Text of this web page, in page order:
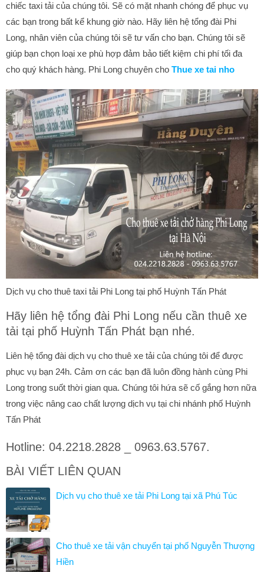
chiếc taxi tải của chúng tôi. Sẽ có mặt nhanh chóng để phục vụ
các bạn trong bất kể khung giờ nào. Hãy liên hệ tổng đài Phi
Long, nhân viên của chúng tôi sẽ tư vấn cho bạn. Chúng tôi sẽ
giúp bạn chọn loại xe phù hợp đảm bảo tiết kiệm chi phí tối đa
cho quý khách hàng. Phi Long chuyên cho Thue xe tai nho
Dịch vụ cho thuê taxi tải Phi Long tại phố Huỳnh Tấn Phát
Hãy liên hệ tổng đài Phi Long nếu cần thuê xe
tải tại phố Huỳnh Tấn Phát bạn nhé.
Liên hệ tổng đài dịch vụ cho thuê xe tải của chúng tôi để được
phục vụ bạn 24h. Cảm ơn các bạn đã luôn đồng hành cùng Phi
Long trong suốt thời gian qua. Chúng tôi hứa sẽ cố gắng hơn nữa
trong việc nâng cao chất lượng dịch vụ tại chi nhánh phố Huỳnh
Tấn Phát
Hotline: 04.2218.2828 _ 0963.63.5767.
BÀI VIẾT LIÊN QUAN
Dịch vụ cho thuê xe tải Phi Long tại xã Phú Túc
Cho thuê xe tải vận chuyển tại phố Nguyễn Thượng
Hiền